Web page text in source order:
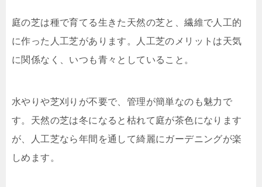
庭の芝は種で育てる生きた天然の芝と、繊維で人工的
に作った人工芝があります。人工芝のメリットは天気
に関係なく、いつも青々としていること。
水やりや芝刈りが不要で、管理が簡単なのも魅力で
す。天然の芝は冬になると枯れて庭が茶色になります
が、人工芝なら年間を通して綺麗にガーデニングが楽
しめます。